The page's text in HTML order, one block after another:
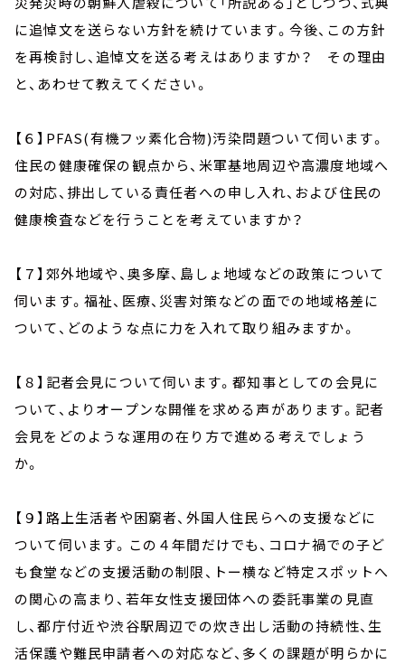
に追悼文を送らない方針を続けています。今後、この方針
を再検討し、追悼文を送る考えはありますか？ その理由
と、あわせて教えてください。
【６】PFAS(有機フッ素化合物)汚染問題ついて伺います。
住民の健康確保の観点から、米軍基地周辺や高濃度地域へ
の対応、排出している責任者への申し入れ、および住民の
健康検査などを行うことを考えていますか？
【７】郊外地域や、奥多摩、島しょ地域などの政策について
伺います。福祉、医療、災害対策などの面での地域格差に
ついて、どのような点に力を入れて取り組みますか。
【８】記者会見について伺います。都知事としての会見に
ついて、よりオープンな開催を求める声があります。記者
会見をどのような運用の在り方で進める考えでしょう
か。
【９】路上生活者や困窮者、外国人住民らへの支援などに
ついて伺います。この４年間だけでも、コロナ禍での子ど
も食堂などの支援活動の制限、トー横など特定スポットへ
の関心の高まり、若年女性支援団体への委託事業の見直
し、都庁付近や渋谷駅周辺での炊き出し活動の持続性、生
活保護や難民申請者への対応など、多くの課題が明らかに